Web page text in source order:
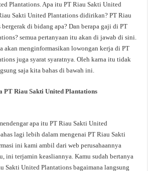
Plantations. Apa itu PT Riau Sakti United
Sakti United Plantations didirikan? PT Riau
di bidang apa? Dan berapa gaji di PT
semua pertanyaan itu akan di jawab di sini.
akan menginformasikan lowongan kerja di PT
juga syarat syaratnya. Oleh karna itu tidak
saja kita bahas di bawah ini.
PT Riau Sakti United Plantations
apa itu PT Riau Sakti United
lagi lebih dalam mengenai PT Riau Sakti
ini kami ambil dari web perusahaannya
ini terjamin keasliannya. Kamu sudah bertanya
Sakti United Plantations bagaimana langsung